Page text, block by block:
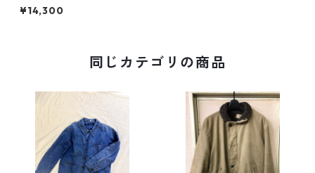
onti期
¥14,300
同じカテゴリの商品